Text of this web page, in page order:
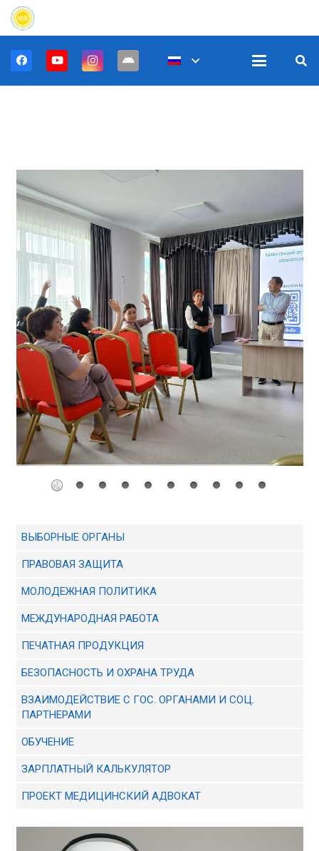
ВЫБОРНЫЕ ОРГАНЫ
ПРАВОВАЯ ЗАЩИТА
МОЛОДЕЖНАЯ ПОЛИТИКА
МЕЖДУНАРОДНАЯ РАБОТА
ПЕЧАТНАЯ ПРОДУКЦИЯ
БЕЗОПАСНОСТЬ И ОХРАНА ТРУДА
ВЗАИМОДЕЙСТВИЕ С ГОС. ОРГАНАМИ И СОЦ.
ПАРТНЕРАМИ
ОБУЧЕНИЕ
ЗАРПЛАТНЫЙ КАЛЬКУЛЯТОР
ПРОЕКТ МЕДИЦИНСКИЙ АДВОКАТ